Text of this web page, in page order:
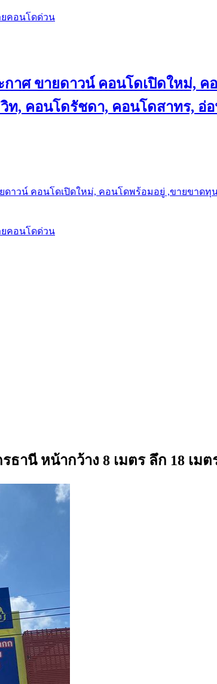
คอนโดด่วน
กาศ ขายดาวน์ คอนโดเปิดใหม่,
ท, คอนโดรัชดา, คอนโดสาทร, อ่
ดาวน์ คอนโดเปิดใหม่, คอนโดพร้อมอยู่ ,ขายขาด
คอนโดด่วน
านี หน้ากว้าง 8 เมตร ลึก 18 เมต